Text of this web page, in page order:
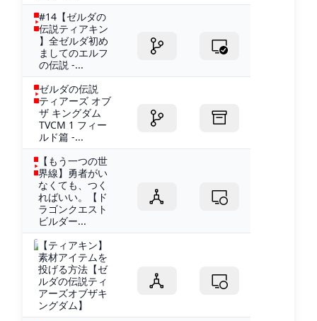
#14【ゼルダの
伝説ティアキン
】全ゼルダ初め
ましてのエルフ
の伝説 -...
ゼルダの伝説
ティアーズ オブ
ザ キングダム
TVCM 1 フィー
ルド篇 -...
【もう一つの世
界線】勇者がい
なくても、つく
ればいい。【ド
ラゴンクエスト
ビルダー...
【ティアキン】
素材アイテムを
投げる方法【ゼ
ルダの伝説ティ
アーズオブザキ
ングダム】